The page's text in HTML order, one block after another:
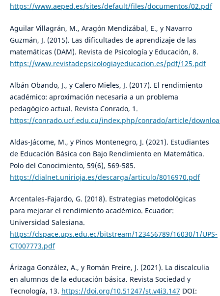
https://www.aeped.es/sites/default/files/documentos/02.pdf
Aguilar Villagrán, M., Aragón Mendizábal, E., y Navarro
Guzmán, J. (2015). Las dificultades de aprendizaje de las
matemáticas (DAM). Revista de Psicología y Educación, 8.
https://www.revistadepsicologiayeducacion.es/pdf/125.pdf
Albán Obando, J., y Calero Mieles, J. (2017). El rendimiento
académico: aproximación necesaria a un problema
pedagógico actual. Revista Conrado, 1.
https://conrado.ucf.edu.cu/index.php/conrado/article/
Aldas-Jácome, M., y Pinos Montenegro, J. (2021). Estudiantes
de Educación Básica con Bajo Rendimiento en Matemática.
Polo del Conocimiento, 59(6), 569-585.
https://dialnet.unirioja.es/descarga/articulo/8016970.pdf
Arcentales-Fajardo, G. (2018). Estrategias metodológicas
para mejorar el rendimiento académico. Ecuador:
Universidad Salesiana.
https://dspace.ups.edu.ec/bitstream/123456789/16030/1/UPS-
CT007773.pdf
Árizaga González, A., y Román Freire, J. (2021). La discalculia
en alumnos de la educación básica. Revista Sociedad y
Tecnología, 13. https://doi.org/10.51247/st.v4i3.147 DOI: